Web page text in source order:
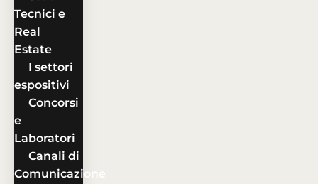
Tecnici e
Real
Estate
I settori
espositivi
Concorsi
e
Laboratori
Canali di
Comunicazione